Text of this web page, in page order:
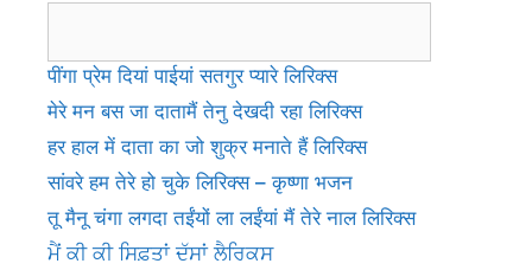
पींगा प्रेम दियां पाईयां सतगुर प्यारे लिरिक्स
मेरे मन बस जा दातामैं तेनु देखदी रहा लिरिक्स
हर हाल में दाता का जो शुक्र मनाते हैं लिरिक्स
सांवरे हम तेरे हो चुके लिरिक्स – कृष्णा भजन
तू मैनू चंगा लगदा तईंयों ला लईंयां मैं तेरे नाल लिरिक्स
ਮੈਂ ਕੀ ਕੀ ਸਿਫ਼ਤਾਂ ਦੱਸਾਂ ਲੈਰਿਕਸ